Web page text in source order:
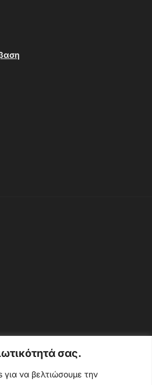
σας.
για να βελτιώσουμε την